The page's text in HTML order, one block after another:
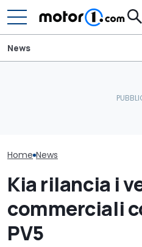
News
Home News
Kia rilancia i
commerciali
PV5